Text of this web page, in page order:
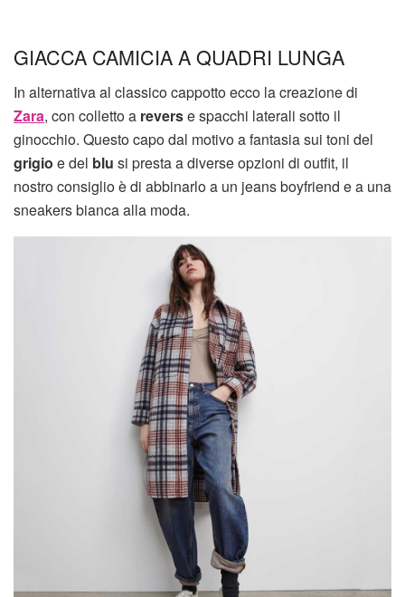
GIACCA CAMICIA A QUADRI LUNGA
In alternativa al classico cappotto ecco la creazione di
Zara, con colletto a reverse spacchi laterali sotto il
ginocchio. Questo capo dal motivo a fantasia sui toni del
grigio e del blu si presta a diverse opzioni di outfit, il
nostro consiglio è di abbinarlo a un jeans boyfriend e a una
sneakers bianca alla moda.